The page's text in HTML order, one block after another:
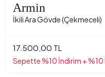
Armin
İkili Ara Gövde (Çekmeceli)
17.500,00 TL
Sepette %10 İndirim + %10